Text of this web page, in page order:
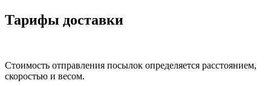
Тарифы доставки
Стоимость отправления посылок определяется расстоянием,
скоростью и весом.